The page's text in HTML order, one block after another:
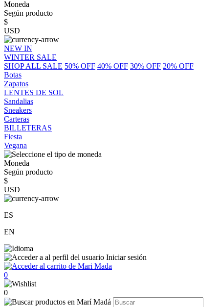
Moneda
Según producto
$
USD
NEW IN
WINTER SALE
SHOP ALL SALE 50% OFF 40% OFF 30% OFF 20% OFF
Botas
Zapatos
LENTES DE SOL
Sandalias
Sneakers
Carteras
BILLETERAS
Fiesta
Vegana
Moneda
Según producto
$
USD
ES
EN
Iniciar sesión
0
0